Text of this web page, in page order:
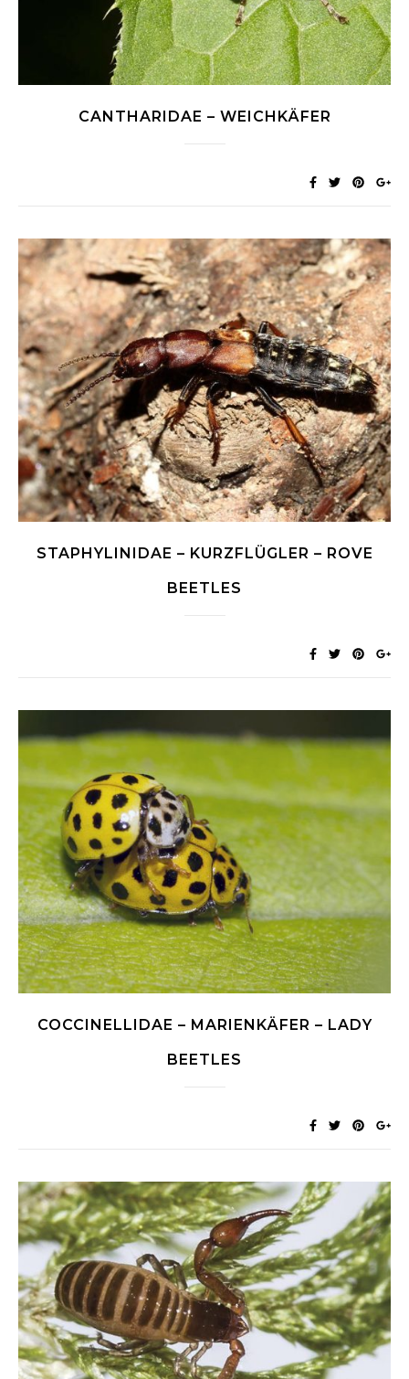
CANTHARIDAE – WEICHKÄFER
STAPHYLINIDAE – KURZFLÜGLER – ROVE
BEETLES
COCCINELLIDAE – MARIENKÄFER – LADY
BEETLES